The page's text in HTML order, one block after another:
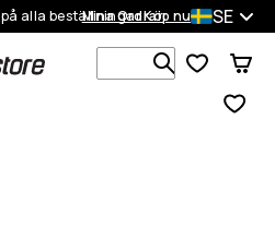
på alla beställningarKöp nu
Mina Ordrar SE
Sök bland